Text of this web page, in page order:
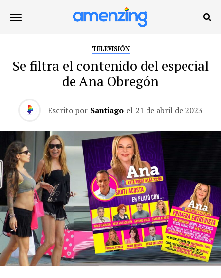
TELEVISIÓN
Se filtra el contenido del especial
de Ana Obregón
Escrito por Santiago el 21 de abril de 2023